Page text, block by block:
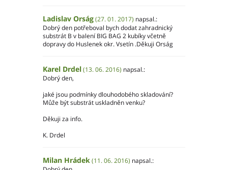
Ladislav Orság(27. 01. 2017) napsal.:
Dobrý den potřeboval bych dodat zahradnický
substrát B v balení BIG BAG 2 kubíky včetně
dopravy do Huslenek okr. Vsetín .Děkuji Orság
Karel Drdel(13. 06. 2016) napsal.:
Dobrý den,
jaké jsou podmínky dlouhodobého skladování?
Může být substrát uskladněn venku?
Děkuji za info.
K. Drdel
Milan Hrádek(11. 06. 2016) napsal.: